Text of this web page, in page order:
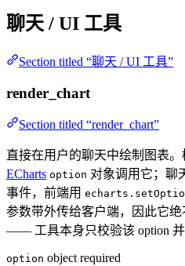
聊天 / UI 工具
Section titled “聊天 / UI 工具”
render_chart
Section titled “render_chart”
直接在用户的聊天中绘制图表
ECharts option 对象调用它；聊
事件，前端用
参数带外传给客户端，因此它
—— 工具本身只校验该 option 并
option object required